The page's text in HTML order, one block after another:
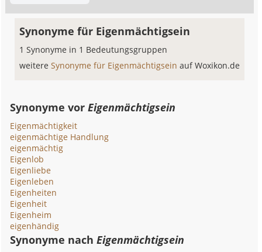
Synonyme für Eigenmächtigsein
1 Synonyme in 1 Bedeutungsgruppen
weitereSynonyme für Eigenmächtigseinauf Woxikon.de
Synonyme vorEigenmächtigsein
Eigenmächtigkeit
eigenmächtige Handlung
eigenmächtig
Eigenlob
Eigenliebe
Eigenleben
Eigenheiten
Eigenheit
Eigenheim
eigenhändig
Synonyme nachEigenmächtigsein